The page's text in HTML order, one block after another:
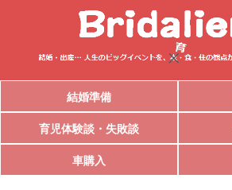
結婚準備
育児体験談・失敗談
車購入